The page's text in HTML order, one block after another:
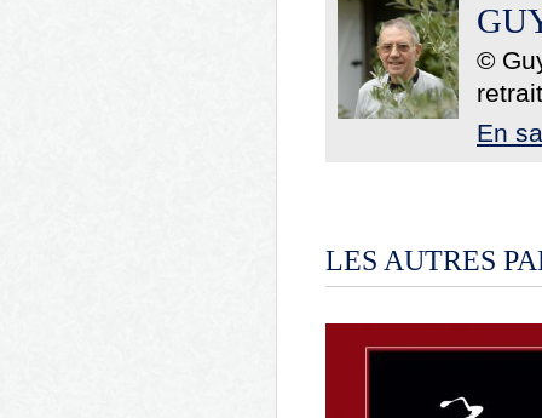
©
En
LES AUTRES